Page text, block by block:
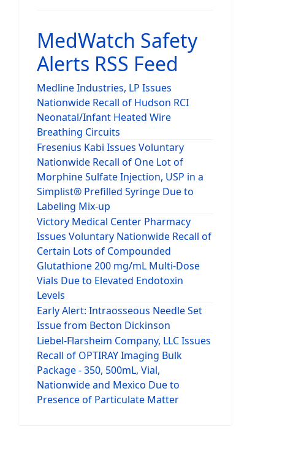
MedWatch Safety
Alerts RSS Feed
Medline Industries, LP Issues
Nationwide Recall of Hudson RCI
Neonatal/Infant Heated Wire
Breathing Circuits
Fresenius Kabi Issues Voluntary
Nationwide Recall of One Lot of
Morphine Sulfate Injection, USP in a
Simplist® Prefilled Syringe Due to
Labeling Mix-up
Victory Medical Center Pharmacy
Issues Voluntary Nationwide Recall of
Certain Lots of Compounded
Glutathione 200 mg/mL Multi-Dose
Vials Due to Elevated Endotoxin
Levels
Early Alert: Intraosseous Needle Set
Issue from Becton Dickinson
Liebel-Flarsheim Company, LLC Issues
Recall of OPTIRAY Imaging Bulk
Package - 350, 500mL, Vial,
Nationwide and Mexico Due to
Presence of Particulate Matter